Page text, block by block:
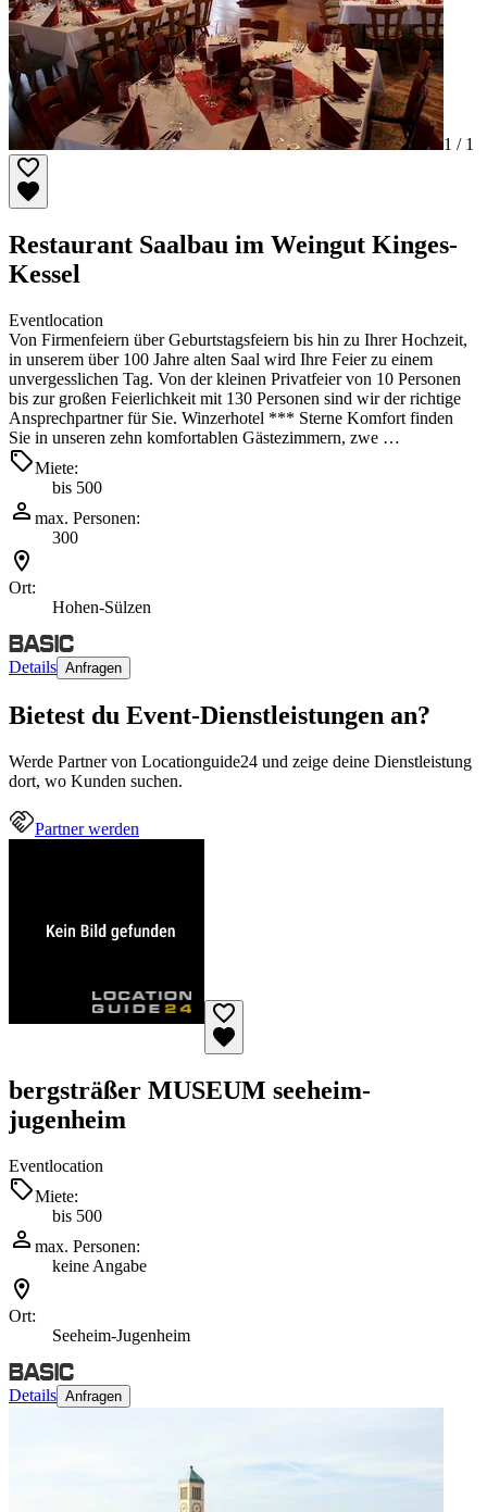
1 / 1
Restaurant Saalbau im Weingut Kinges-
Kessel
Eventlocation
Von Firmenfeiern über Geburtstagsfeiern bis hin zu Ihrer Hochzeit,
in unserem über 100 Jahre alten Saal wird Ihre Feier zu einem
unvergesslichen Tag. Von der kleinen Privatfeier von 10 Personen
bis zur großen Feierlichkeit mit 130 Personen sind wir der richtige
Ansprechpartner für Sie. Winzerhotel *** Sterne Komfort finden
Sie in unseren zehn komfortablen Gästezimmern, zwe …
Miete:
bis 500
max. Personen:
300
Ort:
Hohen-Sülzen
Details Anfragen
Bietest du Event-Dienstleistungen an?
Werde Partner von Locationguide24 und zeige deine Dienstleistung
dort, wo Kunden suchen.
Partner werden
bergsträßer MUSEUM seeheim-
jugenheim
Eventlocation
Miete:
bis 500
max. Personen:
keine Angabe
Ort:
Seeheim-Jugenheim
Details Anfragen